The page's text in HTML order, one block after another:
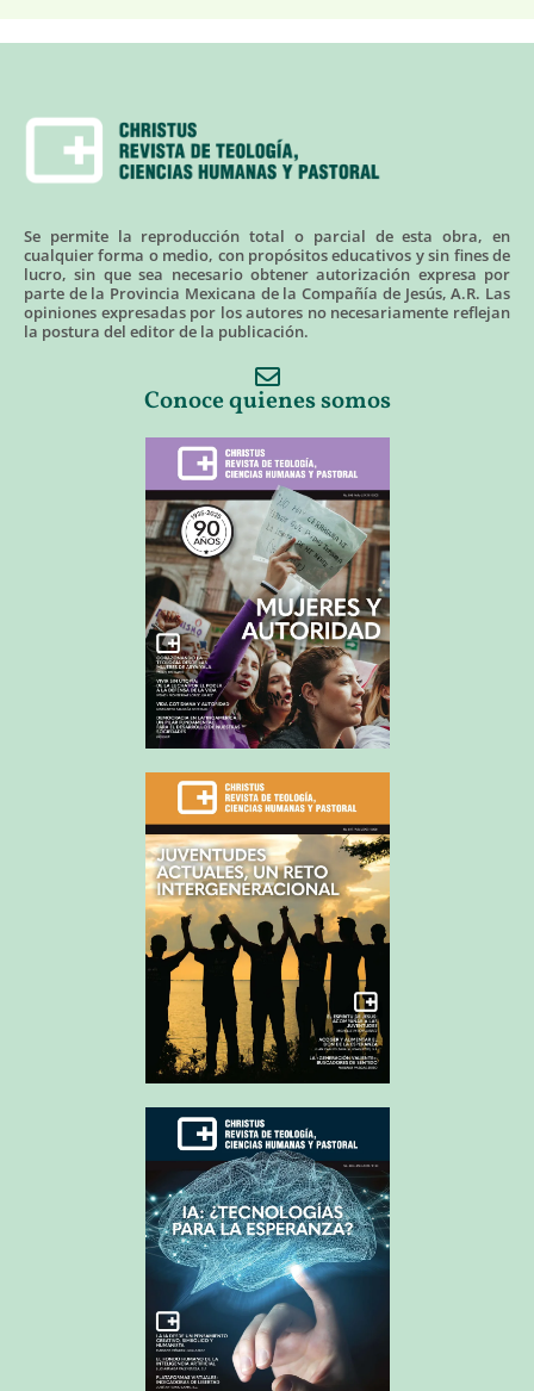
Se permite la reproducción total o parcial de esta obra, en
cualquier forma o medio, con propósitos educativos y sin fines de
lucro, sin que sea necesario obtener autorización expresa por
parte de la Provincia Mexicana de la Compañía de Jesús, A.R. Las
opiniones expresadas por los autores no necesariamente reflejan
la postura del editor de la publicación.
Conoce quienes somos